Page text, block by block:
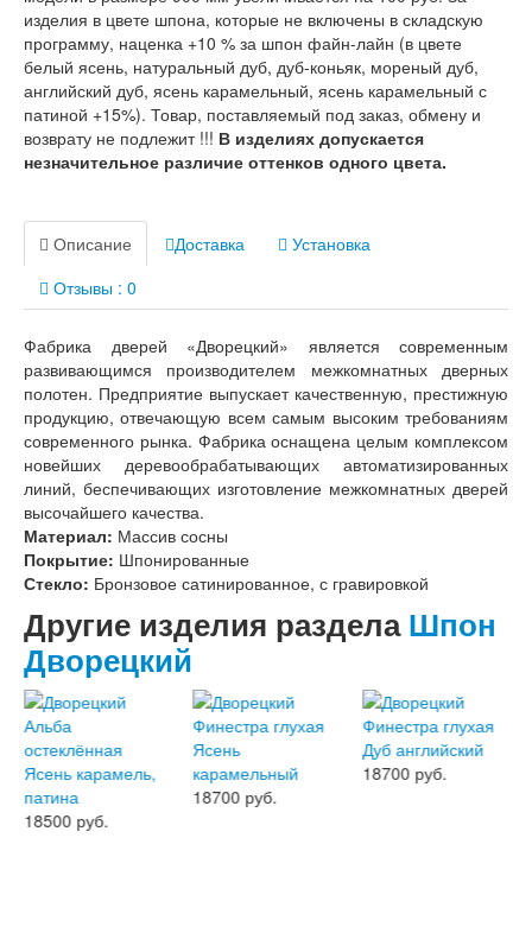
Лабиринт Фрост
Лабиринт Шторм
Лабиринт Эволаб
Двери Про
Двери Интекрон
Интекрон Брайтон Антрацит
Интекрон Вектор
Интекрон Гектор
Интекрон Италия
Интекрон Колизей
Интекрон Колизей Белый
Интекрон Олимпия
Интекрон Премьера
Интекрон Профит
Интекрон Ронда
Интекрон Сицилия
Интекрон Спарта Белая
Интекрон Спарта Грей
Интекрон Термо
Интекрон Тетра
Двери АСД
Двери Аргус
Тамбурные двери
Межкомнатные двери
Двери Альберо
Геометрия
изделия в цвете шпона, которые не включены в складскую
программу, наценка +10 % за шпон файн-лайн (в цвете
белый ясень, натуральный дуб, дуб-коньяк, мореный дуб,
английский дуб, ясень карамельный, ясень карамельный с
патиной +15%). Товар, поставляемый под заказ, обмену и
возврату не подлежит !!! В изделиях допускается
незначительное различие оттенков одного цвета.
Описание Доставка
Установка
Отзывы : 0
Фабрика дверей «Дворецкий» является современным
развивающимся производителем межкомнатных дверных
полотен. Предприятие выпускает качественную, престижную
продукцию, отвечающую всем самым высоким требованиям
современного рынка. Фабрика оснащена целым комплексом
новейших деревообрабатывающих автоматизированных
линий, беспечивающих изготовление межкомнатных дверей
высочайшего качества.
Материал: Массив сосны
Покрытие: Шпонированные
Стекло: Бронзовое сатинированное, с гравировкой
Другие изделия разделаШпон
Дворецкий
18500 руб.
18700 руб.
18700 руб.